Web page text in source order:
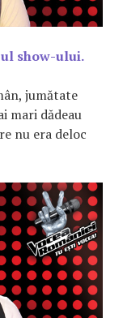
show-ului.
jumătate
mari dădeau
nu era deloc